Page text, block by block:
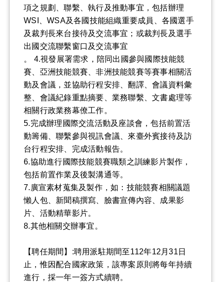
項之規劃、聯繫、執行及推動事宜，包括辦理
WSI、WSA及各國技能組織重要成員、各國選手
及裁判長來台接待及交流事宜；或裁判長及選手
出國交流聯繫窗口及交流事宜
。 4.視發展署需求，陪同出國參與國際技能競
賽、亞洲技能競賽、非洲技能競賽等賽事相關活
動及會議，並協助行程安排、翻譯、會議資料彙
整、會議紀錄重點摘要、業務聯繫、文書處理等
相關行政業務幕僚工作。
5.完成辦理國際交流活動及座談會，包括前置活
動籌備、聯繫參與視訊會議、來臺外賓接待及訪
台行程安排、完成活動報告。
6.協助進行國際技能競賽職類之訓練影片製作，
包括前置作業及後製溝通等。
7.廣宣素材蒐集及製作，如：技能競賽相關議題
懶人包、新聞稿撰寫、臉書宣傳內容、成果影
片、活動精華影片。
8.其他相關交辦事宜。
【聘任期間】:聘用派駐期間至112年12月31日
止，惟因配合國家政策，該專案原則將每年持續
進行，採一年一簽方式續聘。